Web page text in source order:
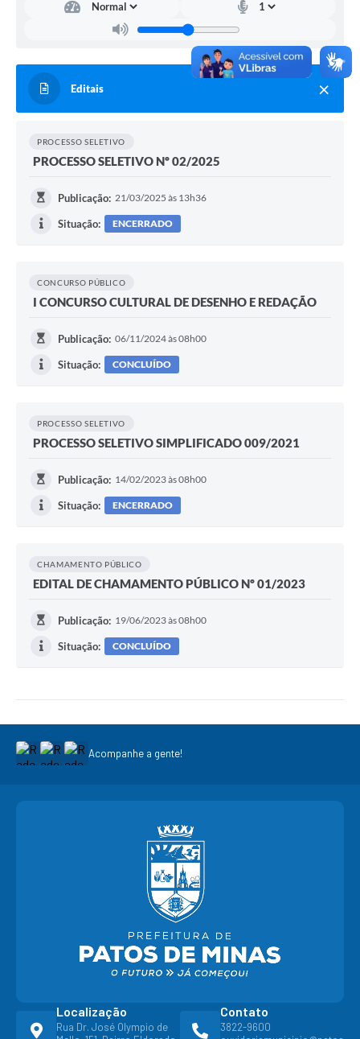
Editais
PROCESSO SELETIVO
PROCESSO SELETIVO Nº 02/2025
Publicação: 21/03/2025 às 13h36
Situação: ENCERRADO
CONCURSO PÚBLICO
I CONCURSO CULTURAL DE DESENHO E REDAÇÃO
Publicação: 06/11/2024 às 08h00
Situação: CONCLUÍDO
PROCESSO SELETIVO
PROCESSO SELETIVO SIMPLIFICADO 009/2021
Publicação: 14/02/2023 às 08h00
Situação: ENCERRADO
CHAMAMENTO PÚBLICO
EDITAL DE CHAMAMENTO PÚBLICO Nº 01/2023
Publicação: 19/06/2023 às 08h00
Situação: CONCLUÍDO
Acompanhe a gente!
Localização
Rua Dr. José Olympio de
Contato
3822-9600